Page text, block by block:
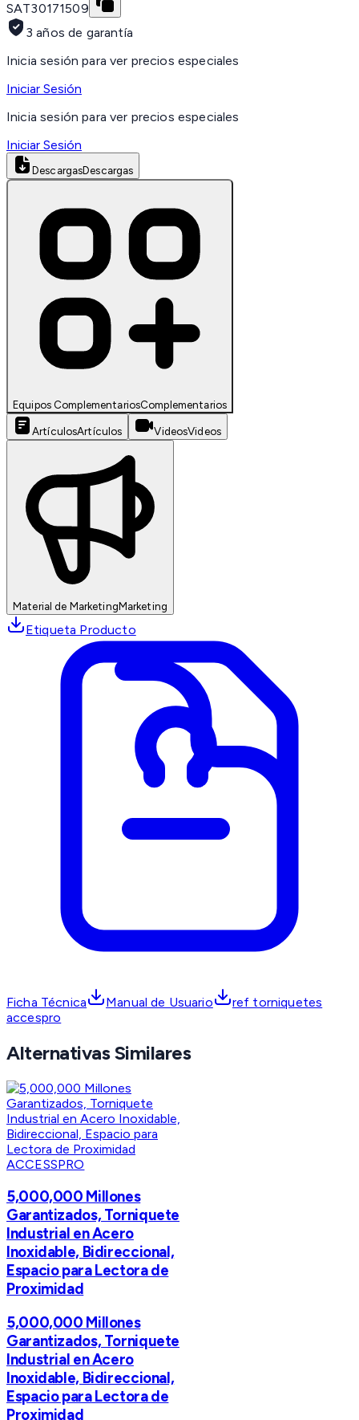
SAT30171509
3 años de garantía
Inicia sesión para ver precios especiales
Iniciar Sesión
Inicia sesión para ver precios especiales
Iniciar Sesión
DescargasDescargas
Equipos ComplementariosComplementarios
ArtículosArtículos VideosVideos
Material de MarketingMarketing
Etiqueta Producto
Ficha Técnica Manual de Usuario
ref torniquetes
accespro
Alternativas Similares
ACCESSPRO
5,000,000 Millones
Garantizados, Torniquete
Industrial en Acero
Inoxidable, Bidireccional,
Espacio para Lectora de
Proximidad
5,000,000 Millones
Garantizados, Torniquete
Industrial en Acero
Inoxidable, Bidireccional,
Espacio para Lectora de
Proximidad